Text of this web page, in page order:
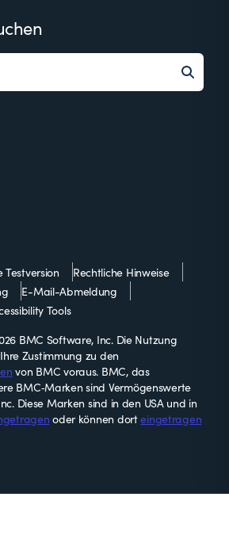
Testversion
Rechtliche Hinweise
E-Mail-Abmeldung
Tools
BMC Software, Inc. Die Nutzung
Zustimmung zu den
von BMC voraus. BMC, das
BMC‑Marken sind Vermögenswerte
Diese Marken sind in den USA und in
oder können dorteingetragen